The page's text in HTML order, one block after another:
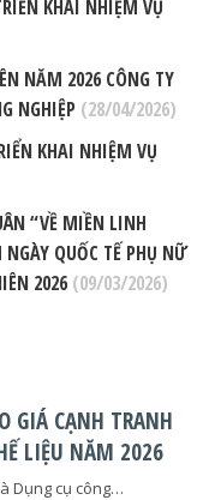
KHAI NHIỆM VỤ
NĂM 2026 CÔNG TY
NGHIỆP (28/04/2026)
KHAI NHIỆM VỤ
“VỀ MIỀN LINH
QUỐC TẾ PHỤ NỮ
2026 (09/03/2026)
GIÁ CẠNH TRANH
LIỆU NĂM 2026
Dụng cụ công…